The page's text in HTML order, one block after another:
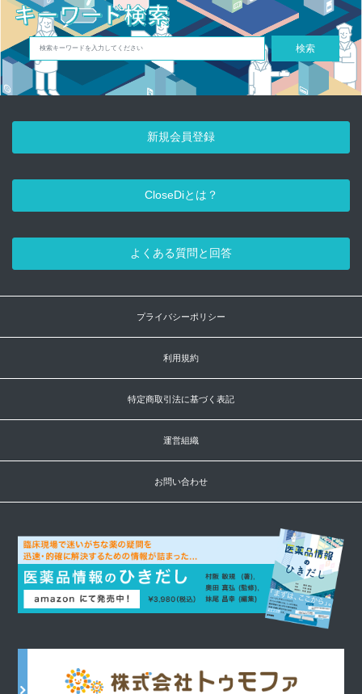
検索
新規会員登録
CloseDiとは？
よくある質問と回答
プライバシーポリシー
利用規約
特定商取引法に基づく表記
運営組織
お問い合わせ